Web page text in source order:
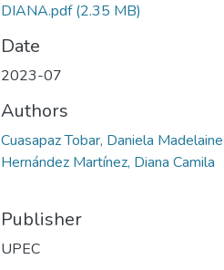
DIANA.pdf(2.35 MB)
Date
2023-07
Authors
Cuasapaz Tobar, Daniela Madelaine
Hernández Martínez, Diana Camila
Publisher
UPEC